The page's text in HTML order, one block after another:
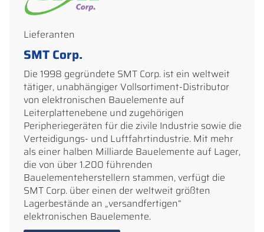
Lieferanten
SMT Corp.
Die 1998 gegründete SMT Corp. ist ein weltweit
tätiger, unabhängiger Vollsortiment-Distributor
von elektronischen Bauelemente auf
Leiterplattenebene und zugehörigen
Peripheriegeräten für die zivile Industrie sowie die
Verteidigungs- und Luftfahrtindustrie. Mit mehr
als einer halben Milliarde Bauelemente auf Lager,
die von über 1.200 führenden
Bauelementeherstellern stammen, verfügt die
SMT Corp. über einen der weltweit größten
Lagerbestände an „versandfertigen“
elektronischen Bauelemente.